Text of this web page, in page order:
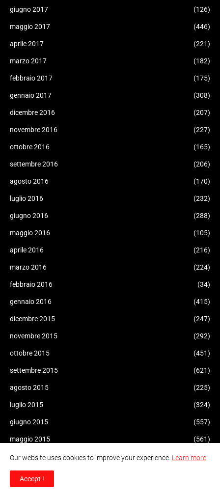
giugno 2017 (126)
maggio 2017 (446)
aprile 2017 (221)
marzo 2017 (182)
febbraio 2017 (175)
gennaio 2017 (308)
dicembre 2016 (207)
novembre 2016 (227)
ottobre 2016 (165)
settembre 2016 (206)
agosto 2016 (170)
luglio 2016 (232)
giugno 2016 (288)
maggio 2016 (105)
aprile 2016 (216)
marzo 2016 (224)
febbraio 2016 (34)
gennaio 2016 (415)
dicembre 2015 (247)
novembre 2015 (292)
ottobre 2015 (451)
settembre 2015 (621)
agosto 2015 (225)
luglio 2015 (324)
giugno 2015 (557)
maggio 2015 (561)
aprile 2015 (471)
marzo 2015
Our website uses cookies to improve your experience. Learn more
Accept !